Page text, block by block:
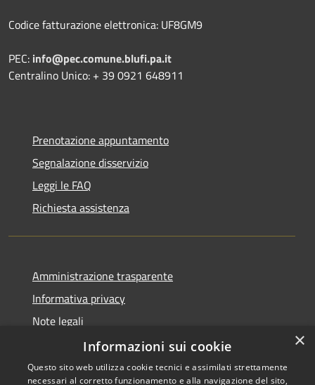
Codice fatturazione elettronica: UF8GM9
PEC: info@pec.comune.blufi.pa.it
Centralino Unico: + 39 0921 648911
Prenotazione appuntamento
Segnalazione disservizio
Leggi le FAQ
Richiesta assistenza
Amministrazione trasparente
Informativa privacy
Note legali
Dichiarazione di accessibilità
×
Informazioni sui cookie
Questo sito web utilizza cookie tecnici e assimilati strettamente
necessari al corretto funzionamento e alla navigazione del sito,